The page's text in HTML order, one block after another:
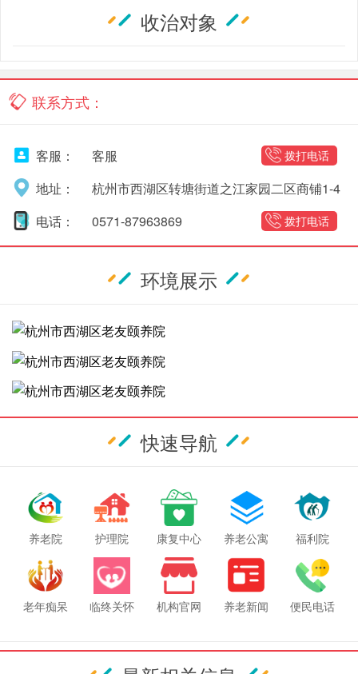
收治对象
联系方式：
客服： 拨打电话
客服
地址：
杭州市西湖区转塘街道之江家园二区商铺1-4
号
电话： 拨打电话
0571-87963869
环境展示
快速导航
养老院 护理院 康复中心 养老公寓 福利院
老年痴呆 临终关怀 机构官网 养老新闻 便民电话